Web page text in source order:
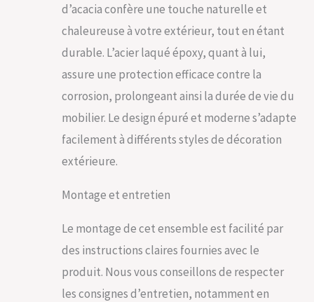
housses amovibles
et lavables pour un
entretien facile. Les
sangles élastiques
sous les assises
ajoutent un niveau de
confort
supplémentaire,
parfait pour vos
moments de détente
moderne et
charmant de cet
ensemble salon de
jardin extérieur
apportera une
touche de
d’acacia confère une touche naturelle et
chaleureuse à votre extérieur, tout en étant
durable. L’acier laqué époxy, quant à lui,
assure une protection efficace contre la
corrosion, prolongeant ainsi la durée de vie du
mobilier. Le design épuré et moderne s’adapte
facilement à différents styles de décoration
extérieure.
Montage et entretien
Le montage de cet ensemble est facilité par
des instructions claires fournies avec le
produit. Nous vous conseillons de respecter
les consignes d’entretien, notamment en